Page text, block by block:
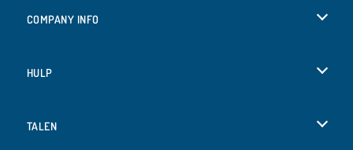
COMPANY INFO
HULP
TALEN